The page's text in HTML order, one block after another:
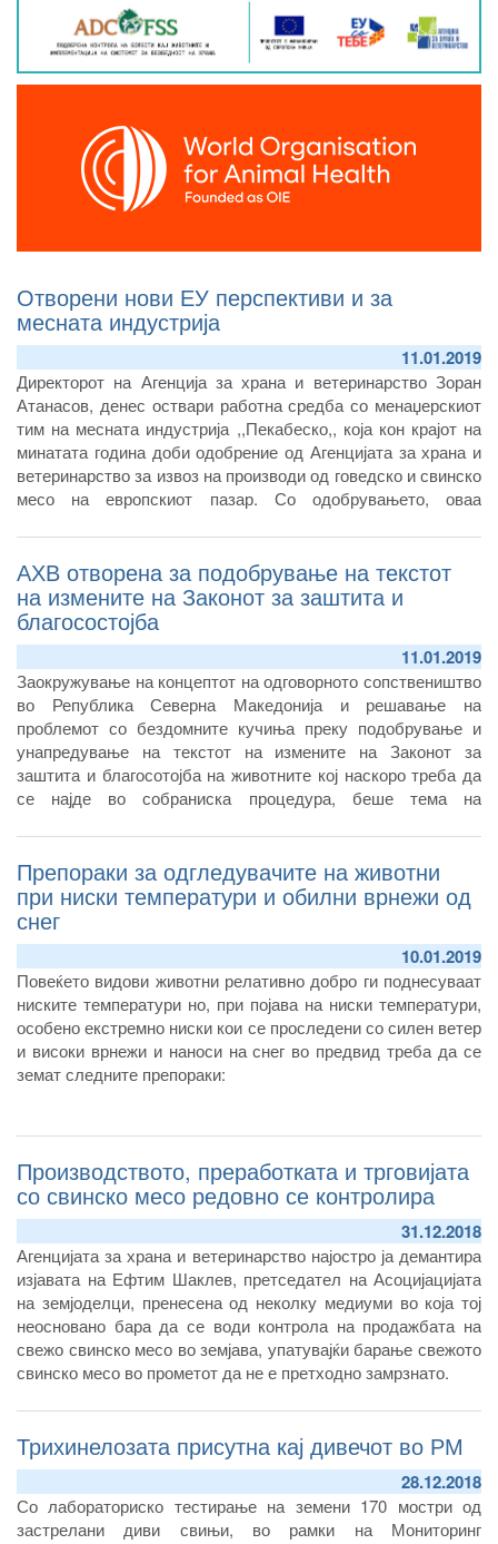
Отворени нови ЕУ перспективи и за
месната индустрија
11.01.2019
Директорот на Агенција за храна и ветеринарство Зоран
Атанасов, денес оствари работна средба со менаџерскиот
тим на месната индустрија ,,Пекабеско,, која кон крајот на
минатата година доби одобрение од Агенцијата за храна и
ветеринарство за извоз на производи од говедско и свинско
месо на европскиот пазар. Со одобрувањето, оваа
за извоз на европскиот пазар и се наоѓа на листата на
одобрени објекти на Европската комисија за извоз на храна
од Република Северна Македонија.
АХВ отворена за подобрување на текстот
на измените на Законот за заштита и
благосостојба
11.01.2019
Заокружување на концептот на одговорното сопствеништво
во Република Северна Македонија и решавање на
проблемот со бездомните кучиња преку подобрување и
унапредување на текстот на измените на Законот за
заштита и благосотојба на животните кој наскоро треба да
се најде во собраниска процедура, беше тема на
за храна и ветеринарство Зоран Атанасов го одржа со
претставници на релевантни здруженија од областа на
кинологијата.
Препораки за одгледувачите на животни
при ниски температури и обилни врнежи од
снег
10.01.2019
Повеќето видови животни релативно добро ги поднесуваат
ниските температури но, при појава на ниски температури,
особено екстремно ниски кои се проследени со силен ветер
и високи врнежи и наноси на снег во предвид треба да се
земат следните препораки:
Производството, преработката и тргoвијата
со свинско месо редовно се контролира
31.12.2018
Агенцијата за храна и ветеринарство најостро ја демантира
изјавата на Ефтим Шаклев, претседател на Асоцијацијата
на земјоделци, пренесена од неколку медиуми во која тој
неосновано бара да се води контрола на продажбата на
свежо свинско месо во земјава, упатувајќи барање свежото
свинско месо во прометот да не е претходно замрзнато.
Трихинелозата присутна кај дивечот во РМ
28.12.2018
Со лабораториско тестирање на земени 170 мостри од
застрелани диви свињи, во рамки на Мониторинг